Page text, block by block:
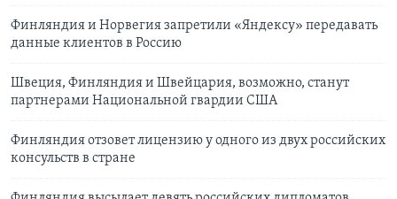
Финляндия и Норвегия запретили «Яндексу» передавать
данные клиентов в Россию
Швеция, Финляндия и Швейцария, возможно, станут
партнерами Национальной гвардии США
Финляндия отзовет лицензию у одного из двух российских
консульств в стране